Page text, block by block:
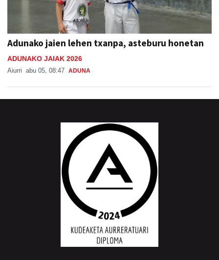
Adunako jaien lehen txanpa, asteburu honetan
ADUNAKO JAIAK 2026
Aiurri abu 05, 08:47 ADUNA